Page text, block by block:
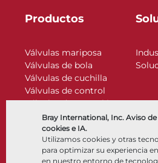
Bray International, Inc. Aviso
cookies e IA.
Utilizamos cookies y otras
para optimizar su experiencia
en nuestro entorno de
Productos
Válvulas mariposa
Válvulas de bola
Válvulas de cuchilla
Válvulas de control
Válvulas de retención
Actuadores
Accesorios de control
Criogénico
Compañía